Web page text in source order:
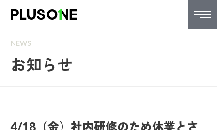
NEWS
お知らせ
4/18（金）社内研修のため休業とさ